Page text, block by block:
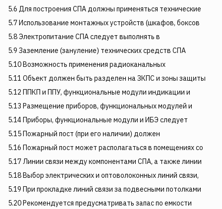
5.6 Для построения СПА должны применяться технические
5.7 Использование монтажных устройств (шкафов, боксов
5.8 Электропитание СПА следует выполнять в
5.9 Заземление (зануление) технических средств СПА
5.10 Возможность применения радиоканальных
5.11 Объект должен быть разделен на ЗКПС и зоны защиты
5.12 ППКП и ППУ, функциональные модули индикации и
5.13 Размещение приборов, функциональных модулей и
5.14 Приборы, функциональные модули и ИБЭ следует
5.15 Пожарный пост (при его наличии) должен
5.16 Пожарный пост может располагаться в помещениях со
5.17 Линии связи между компонентами СПА, а также линии
5.18 Выбор электрических и оптоволоконных линий связи,
5.19 При прокладке линий связи за подвесными потолками
5.20 Рекомендуется предусматривать запас по емкости